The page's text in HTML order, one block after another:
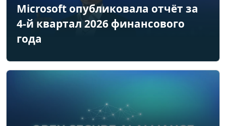
Microsoft опубликовала отчёт за
4-й квартал 2026 финансового
года